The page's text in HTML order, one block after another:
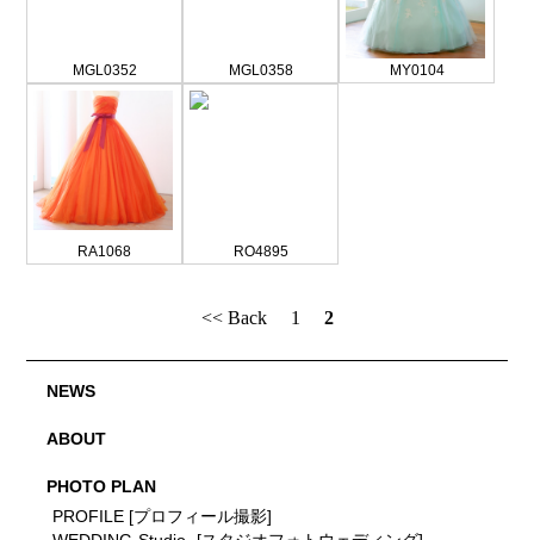
MGL0352 MGL0358 MY0104
RA1068 RO4895
<< Back 1 2
NEWS
ABOUT
PHOTO PLAN
PROFILE [プロフィール撮影]